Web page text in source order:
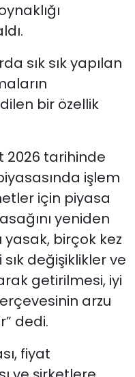
sık sık yapılan
bir özellik
2026 tarihinde
işlem
için piyasa
yeniden
birçok kez
sık değişiklikler ve
getirilmesi, iyi
arzu
dedi.
fiyat